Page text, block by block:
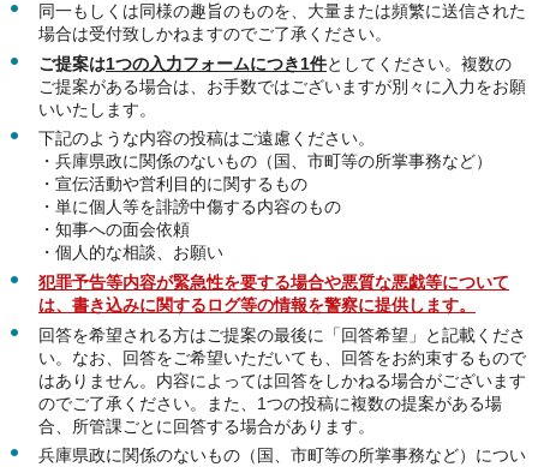
同一もしくは同様の趣旨のものを、大量または頻繁に送信された
場合は受付致しかねますのでご了承ください。
ご提案は1つの入力フォームにつき1件としてください。複数の
ご提案がある場合は、お手数ではございますが別々に入力をお願
いいたします。
下記のような内容の投稿はご遠慮ください。
・兵庫県政に関係のないもの（国、市町等の所掌事務など）
・宣伝活動や営利目的に関するもの
・単に個人等を誹謗中傷する内容のもの
・知事への面会依頼
・個人的な相談、お願い
犯罪予告等内容が緊急性を要する場合や悪質な悪戯等について
は、書き込みに関するログ等の情報を警察に提供します。
回答を希望される方はご提案の最後に「回答希望」と記載くださ
い。なお、回答をご希望いただいても、回答をお約束するもので
はありません。内容によっては回答をしかねる場合がございます
のでご了承ください。また、1つの投稿に複数の提案がある場
合、所管課ごとに回答する場合があります。
兵庫県政に関係のないもの（国、市町等の所掌事務など）につい